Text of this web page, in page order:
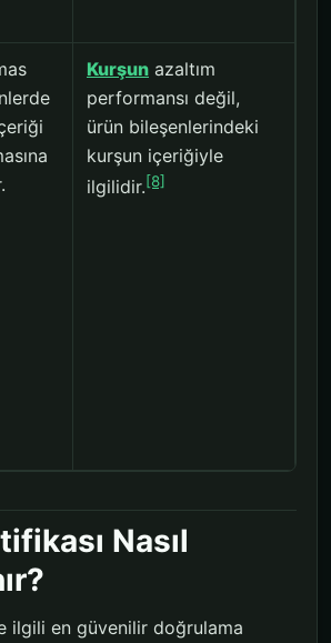
Kurşun azaltım
performansı değil,
ürün bileşenlerindeki
kurşun içeriğiyle
ilgilidir.[8]
Nasıl
ilgili en güvenilir doğrulama